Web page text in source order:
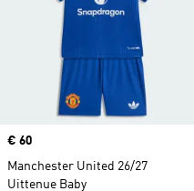
Price
€ 60
Manchester United 26/27
Uittenue Baby